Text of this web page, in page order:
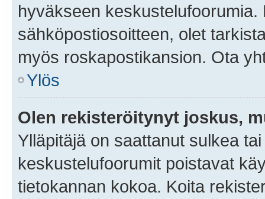
hyväkseen
sähköpostiosoitteen, olet
myös roskapostikansion. Ota
Ylös
Olen rekisteröitynyt joskus,
Ylläpitäjä on saattanut sulkea
keskustelufoorumit poistavat
tietokannan kokoa. Koita